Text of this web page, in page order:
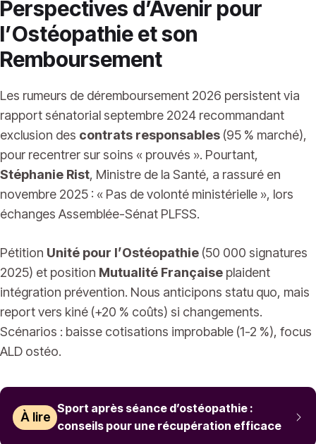
Perspectives d’Avenir pour
l’Ostéopathie et son
Remboursement
Les rumeurs de déremboursement 2026 persistent via
rapport sénatorial septembre 2024 recommandant
exclusion des contrats responsables (95 % marché),
pour recentrer sur soins « prouvés ». Pourtant,
Stéphanie Rist, Ministre de la Santé, a rassuré en
novembre 2025 : « Pas de volonté ministérielle », lors
échanges Assemblée-Sénat PLFSS.
Pétition Unité pour l’Ostéopathie (50 000 signatures
2025) et position Mutualité Française plaident
intégration prévention. Nous anticipons statu quo, mais
report vers kiné (+20 % coûts) si changements.
Scénarios : baisse cotisations improbable (1-2 %), focus
ALD ostéo.
À lire
Sport après séance d’ostéopathie :
conseils pour une récupération efficace